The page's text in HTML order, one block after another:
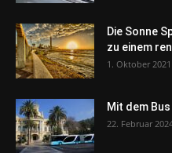
Die Sonne
zu einem
1. Oktober 2021
Mit dem
22. Februar